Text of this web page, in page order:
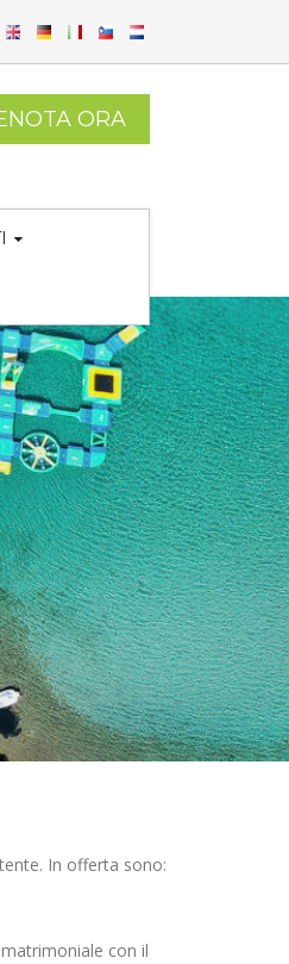
ORA
In offerta sono:
con il